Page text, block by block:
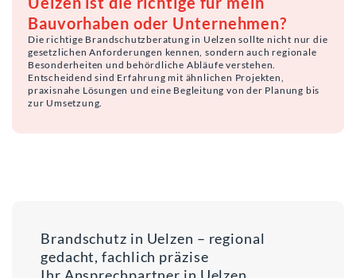
Bauvorhaben oder Unternehmen?
Die richtige Brandschutzberatung in Uelzen sollte nicht nur die
gesetzlichen Anforderungen kennen, sondern auch regionale
Besonderheiten und behördliche Abläufe verstehen.
Entscheidend sind Erfahrung mit ähnlichen Projekten,
praxisnahe Lösungen und eine Begleitung von der Planung bis
zur Umsetzung.
Brandschutz in Uelzen – regional
gedacht, fachlich präzise